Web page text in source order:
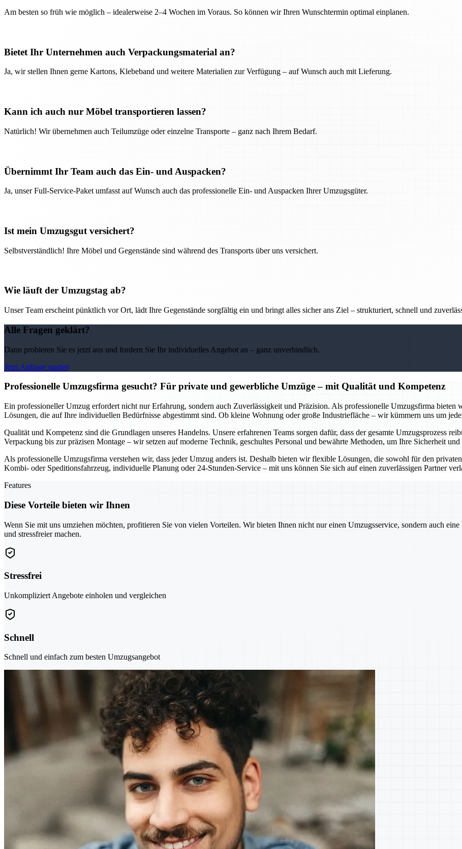
Am besten so früh wie möglich – idealerweise 2–4 Wochen im Voraus. So können wir Ihren Wunschtermin optimal einplanen.
Bietet Ihr Unternehmen auch Verpackungsmaterial an?
Ja, wir stellen Ihnen gerne Kartons, Klebeband und weitere Materialien zur Verfügung – auf Wunsch auch mit Lieferung.
Kann ich auch nur Möbel transportieren lassen?
Natürlich! Wir übernehmen auch Teilumzüge oder einzelne Transporte – ganz nach Ihrem Bedarf.
Übernimmt Ihr Team auch das Ein- und Auspacken?
Ja, unser Full-Service-Paket umfasst auf Wunsch auch das professionelle Ein- und Auspacken Ihrer Umzugsgüter.
Ist mein Umzugsgut versichert?
Selbstverständlich! Ihre Möbel und Gegenstände sind während des Transports über uns versichert.
Wie läuft der Umzugstag ab?
Unser Team erscheint pünktlich vor Ort, lädt Ihre Gegenstände sorgfältig ein und bringt alles sicher ans Ziel – strukturiert, schnell und
Alle Fragen geklärt?
Dann probieren Sie es jetzt aus und fordern Sie Ihr individuelles Angebot an – ganz unverbindlich.
Jetzt Anfrage starten
Professionelle Umzugsfirma gesucht? Für private und gewerbliche Umzüge – mit Qualität und Kompetenz
Ein professioneller Umzug erfordert nicht nur Erfahrung, sondern auch Zuverlässigkeit und Präzision. Als professionelle Umzugsfirma
Lösungen, die auf Ihre individuellen Bedürfnisse abgestimmt sind. Ob kleine Wohnung oder große Industriefläche – wir kümmern uns um
Qualität und Kompetenz sind die Grundlagen unseres Handelns. Unsere erfahrenen Teams sorgen dafür, dass der gesamte Umzugsprozess
Verpackung bis zur präzisen Montage – wir setzen auf moderne Technik, geschultes Personal und bewährte Methoden, um Ihre Sicherheit
Als professionelle Umzugsfirma verstehen wir, dass jeder Umzug anders ist. Deshalb bieten wir flexible Lösungen, die sowohl für den
Kombi- oder Speditionsfahrzeug, individuelle Planung oder 24-Stunden-Service – mit uns können Sie sich auf einen zuverlässigen Partner
Features
Diese Vorteile bieten wir Ihnen
Wenn Sie mit uns umziehen möchten, profitieren Sie von vielen Vorteilen. Wir bieten Ihnen nicht nur einen Umzugsservice, sondern auch
und stressfreier machen.
Stressfrei
Unkompliziert Angebote einholen und vergleichen
Schnell
Schnell und einfach zum besten Umzugsangebot